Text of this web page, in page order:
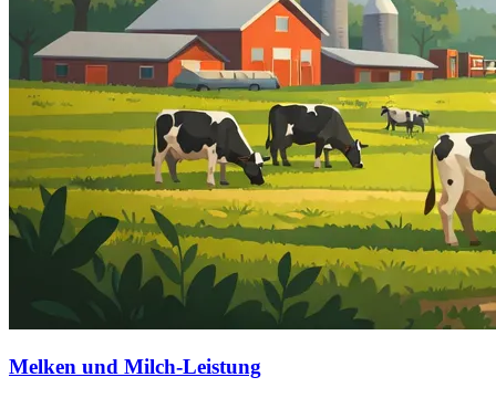
Melken und Milch-Leistung